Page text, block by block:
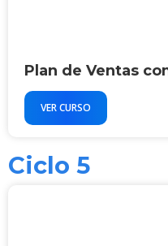
Plan de Ventas
VER CURSO
Ciclo 5